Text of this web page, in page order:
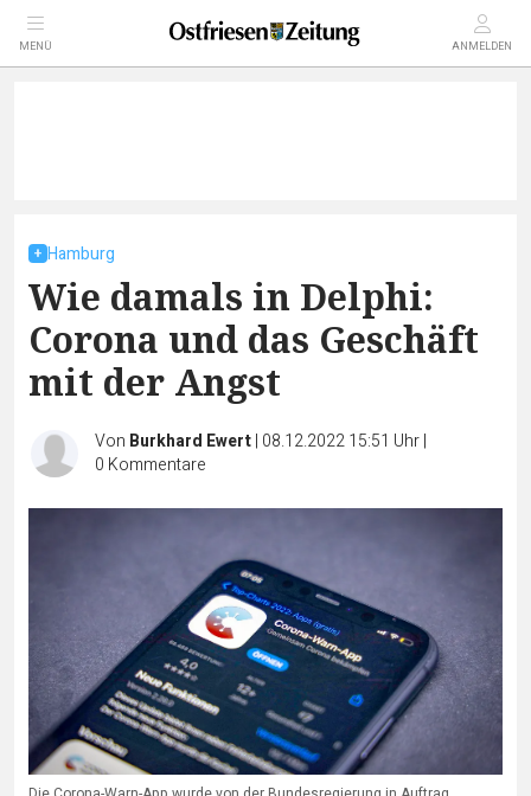
MENÜ ANMELDEN
Hamburg
Wie damals in Delphi:
Corona und das Geschäft
mit der Angst
Von Burkhard Ewert| 08.12.2022 15:51 Uhr|
0 Kommentare